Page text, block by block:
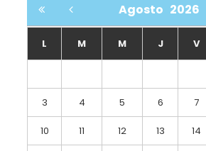
Agosto 2026
L M M J V
3 4 5 6 7
10 11 12 13 14